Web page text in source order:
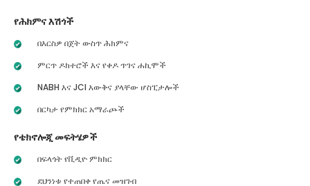
የሕክምና እሽጎች
በእርስዎ በጀት ውስጥ ሕክምና
ምርጥ ዶክተሮች እና የቀዶ ጥገና ሐኪሞች
NABH እና JCI እውቅና ያላቸው ሆስፒታሎች
በርካታ የምክክር አማራጮች
የቴክኖሎጂ መፍትሄዎች
በፍላጎት የቪዲዮ ምክክር
ደህንነቱ የተጠበቀ የጤና መዝገብ